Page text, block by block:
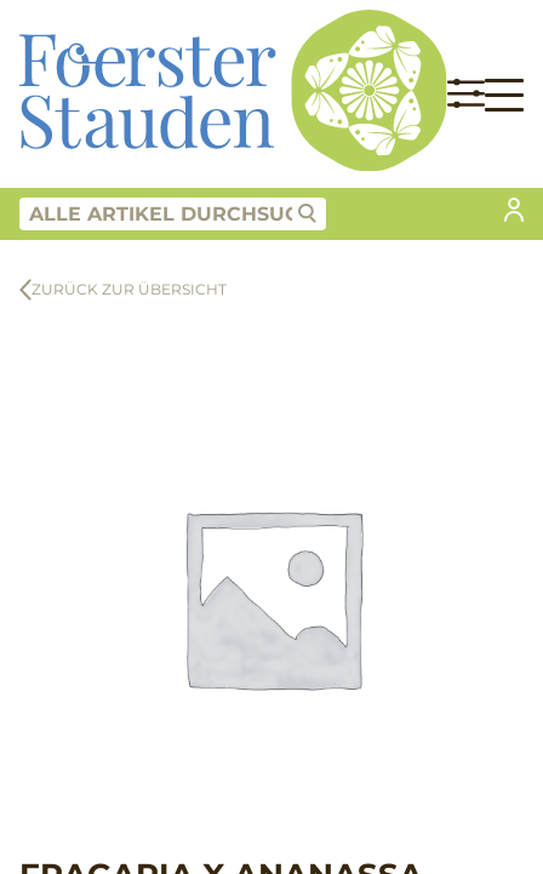
ZURÜCK ZUR ÜBERSICHT